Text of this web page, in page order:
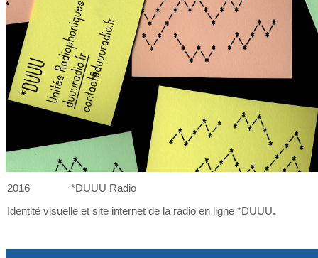
2016
*DUUU Radio
Identité visuelle et site internet de la radio en ligne *DUUU.